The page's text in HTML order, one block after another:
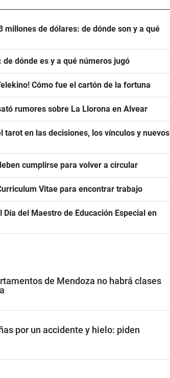
millones de dólares: de dónde son y a qué
dónde es y a qué números jugó
Cómo fue el cartón de la fortuna
rumores sobre La Llorona en Alvear
en las decisiones, los vínculos y nuevos
cumplirse para volver a circular
Vitae para encontrar trabajo
del Maestro de Educación Especial en
de Mendoza no habrá clases
por un accidente y hielo: piden